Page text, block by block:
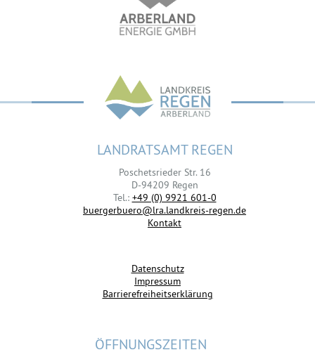
LANDRATSAMT REGEN
Poschetsrieder Str. 16
D-94209 Regen
Tel.: +49 (0) 9921 601-0
buergerbuero@lra.landkreis-regen.de
Kontakt
Datenschutz
Impressum
Barrierefreiheitserklärung
ÖFFNUNGSZEITEN